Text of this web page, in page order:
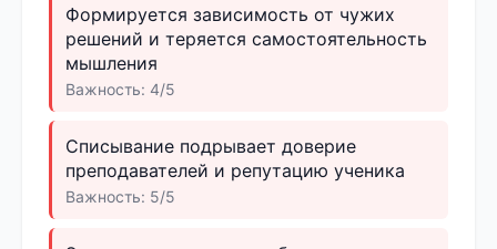
Формируется зависимость от чужих
решений и теряется самостоятельность
мышления
Важность: 4/5
Списывание подрывает доверие
преподавателей и репутацию ученика
Важность: 5/5